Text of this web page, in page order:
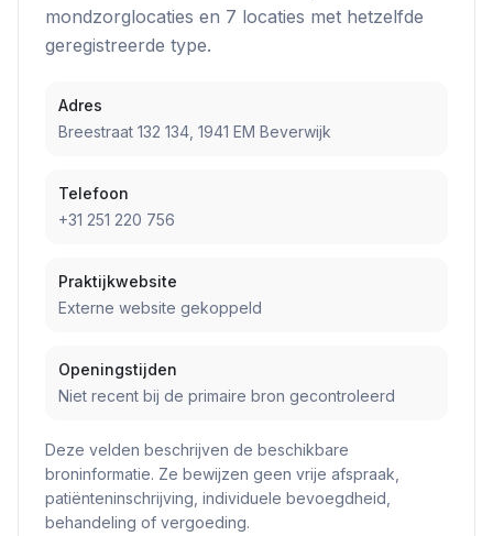
mondzorglocaties en 7 locaties met hetzelfde
geregistreerde type.
Adres
Breestraat 132 134, 1941 EM Beverwijk
Telefoon
+31 251 220 756
Praktijkwebsite
Externe website gekoppeld
Openingstijden
Niet recent bij de primaire bron gecontroleerd
Deze velden beschrijven de beschikbare
broninformatie. Ze bewijzen geen vrije afspraak,
patiënteninschrijving, individuele bevoegdheid,
behandeling of vergoeding.